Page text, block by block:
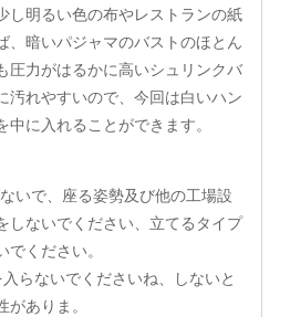
し明るい色の布やレストランの紙
、暗いパジャマのバストのほとん
圧力がはるかに高いシュリンクバ
汚れやすいので、今回は白いハン
に入れることができます。
ないで、座る姿勢及び他の工場設
しないでください、立てるタイプ
ください。
入らないでくださいね、しないと
ありま。